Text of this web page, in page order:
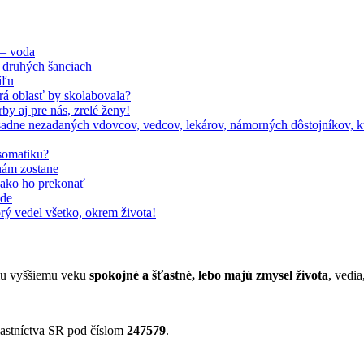
voda
šanciach
oblasť by skolabovala?
aj pre nás, zrelé ženy!
nezadaných vdovcov, vedcov, lekárov, námorných dôstojníkov,
zostane
ho prekonať
vedel všetko, okrem života!
vyššiemu veku spokojné a šťastné, lebo majú zmysel života,
SR pod číslom 247579.